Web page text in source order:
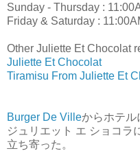
Sunday - Thursday :
Friday & Saturday :
Other Juliette Et Chocolat
Juliette Et Chocolat
Tiramisu From Juliette Et
Burger De Villeからホテル
ジュリエット エ ショコラ
立ち寄った。